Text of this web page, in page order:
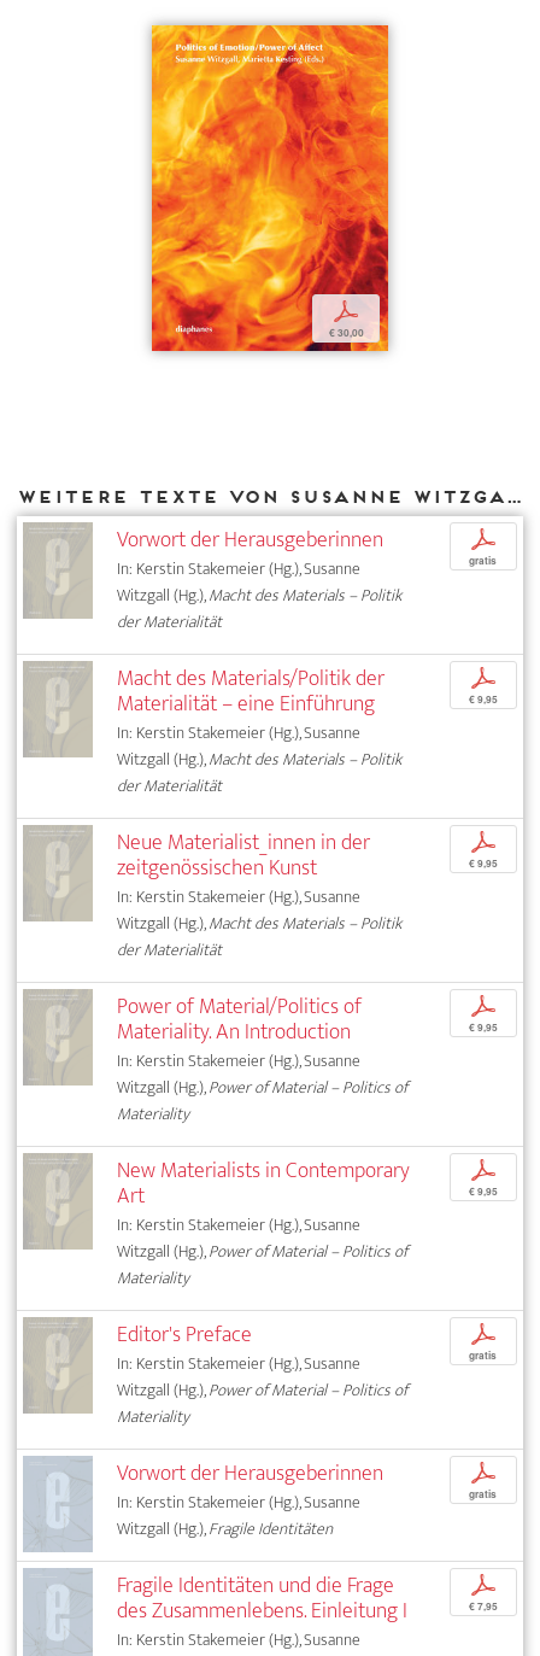
p
€ 30,00
Weitere Texte von Susanne Witzgall bei DIAPHANES
Vorwort der Herausgeberinnen
In: Kerstin Stakemeier (Hg.), Susanne
Witzgall (Hg.),Macht des Materials – Politik
der Materialität
p
gratis
Macht des Materials/Politik der
Materialität – eine Einführung
In: Kerstin Stakemeier (Hg.), Susanne
Witzgall (Hg.),Macht des Materials – Politik
der Materialität
p
€ 9,95
Neue Materialist_innen in der
zeitgenössischen Kunst
In: Kerstin Stakemeier (Hg.), Susanne
Witzgall (Hg.),Macht des Materials – Politik
der Materialität
p
€ 9,95
Power of Material/Politics of
Materiality. An Introduction
In: Kerstin Stakemeier (Hg.), Susanne
Witzgall (Hg.),Power of Material – Politics of
Materiality
p
€ 9,95
New Materialists in Contemporary
Art
In: Kerstin Stakemeier (Hg.), Susanne
Witzgall (Hg.),Power of Material – Politics of
Materiality
p
€ 9,95
Editor's Preface
In: Kerstin Stakemeier (Hg.), Susanne
Witzgall (Hg.),Power of Material – Politics of
Materiality
p
gratis
Vorwort der Herausgeberinnen
In: Kerstin Stakemeier (Hg.), Susanne
Witzgall (Hg.),Fragile Identitäten
p
gratis
Fragile Identitäten und die Frage
des Zusammenlebens. Einleitung I
In: Kerstin Stakemeier (Hg.), Susanne
p
€ 7,95